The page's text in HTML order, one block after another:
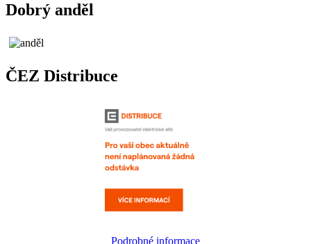
Dobrý anděl
ČEZ Distribuce
Podrobné informace